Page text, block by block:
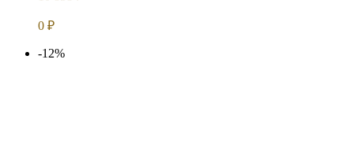
0 ₽
-12%